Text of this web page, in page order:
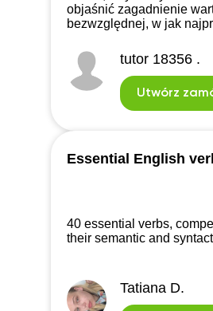
objaśnić zagadnienie
bezwzględnej, w jak
poruszone to: Ogólna
i zastosowanie go w
tutor 18356 .
Utwórz
Essential English
40 essential verbs,
their semantic and
Tatiana D.